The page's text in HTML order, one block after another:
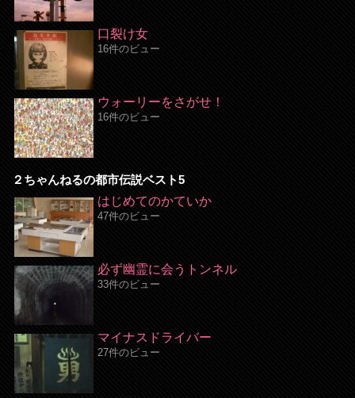
口裂け女
16件のビュー
ウォーリーをさがせ！
16件のビュー
２ちゃんねるの都市伝説ベスト5
はじめてのかていか
47件のビュー
必ず幽霊に会うトンネル
33件のビュー
マイナスドライバー
27件のビュー